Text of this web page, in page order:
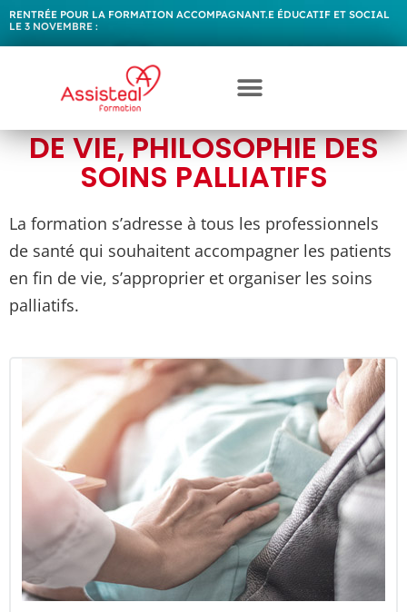
RENTRÉE POUR LA FORMATION ACCOMPAGNANT.E ÉDUCATIF ET SOCIAL
LE 3 NOVEMBRE :
FORMATION CONTINUE
ACCOMPAGNEMENT EN FIN
DE VIE, PHILOSOPHIE DES
SOINS PALLIATIFS
La formation s’adresse à tous les professionnels
de santé qui souhaitent accompagner les patients
en fin de vie, s’approprier et organiser les soins
palliatifs.